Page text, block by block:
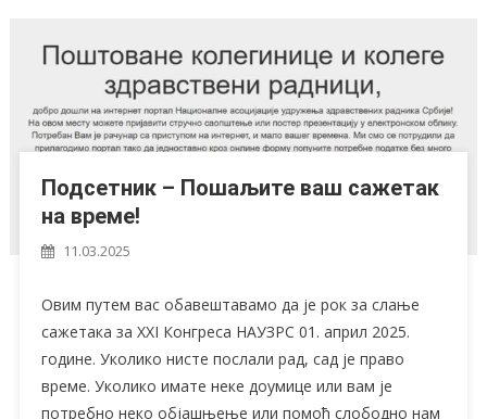
Подсетник – Пошаљите ваш сажетак
на време!
11.03.2025
Овим путем вас обавештавамо да је рок за слање
сажетака за XXI Конгреса НАУЗРС 01. април 2025.
године. Уколико нисте послали рад, сад је право
време. Уколико имате неке доумице или вам је
потребно неко објашњење или помоћ слободно нам